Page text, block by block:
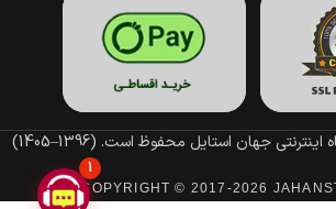
اینترنتی جهان استایل محفوظ است. (1396–1405)
COPYRIGHT © 2017-2026
1